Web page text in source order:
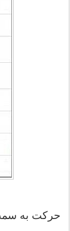
حرکت به